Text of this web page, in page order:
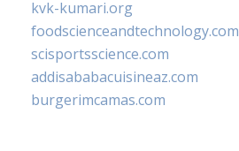
kvk-kumari.org
foodscienceandtechnology.com
scisportsscience.com
addisababacuisineaz.com
burgerimcamas.com